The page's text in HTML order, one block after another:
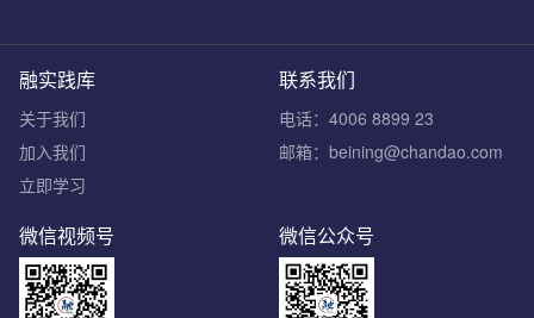
联系我们
电话：4006 8899 23
邮箱：beining@chandao.com
融实践库
关于我们
加入我们
立即学习
微信公众号
微信视频号